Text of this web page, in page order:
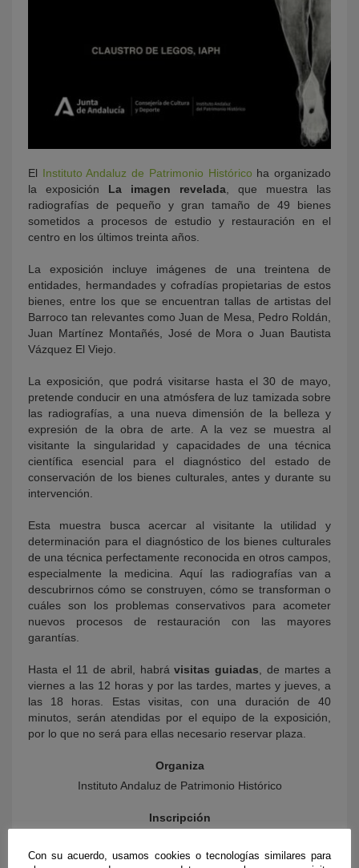
El Instituto Andaluz de Patrimonio Histórico ha organizado
la exposición La imagen revelada , que muestra las
radiografías de pequeño y gran tamaño de 49 bienes
sometidos a procesos de estudio y restauración en el
centro en los últimos treinta años.
La exposición incluye imágenes de una treintena de
entidades, hermandades y cofradías propietarias de estos
bienes, entre los que se encuentran tallas de artistas del
Barroco tan relevantes como Juan de Mesa, Pedro Roldán,
Juan Martínez Montañés, José de Mora o Juan Bautista
Vázquez El Viejo.
La exposición, que podrá visitarse hasta el 30 de mayo,
pretende conducir en una atmósfera de luz tamizada sobre
las radiografías, a una nueva dimensión de la belleza y
expresión de la obra de arte. A la vez se muestra al
visitante la singularidad y capacidades de una técnica
científica esencial para el diagnóstico del estado de
conservación de los bienes culturales, antes y durante su
intervención.
Esta muestra busca acercar al visitante la utilidad y
determinación para el diagnóstico de los bienes culturales
de una técnica perfectamente reconocida en otros campos,
especialmente la medicina. Aquí las radiografías van a
descubrirnos cómo se construyen, cómo se transforman o
cuáles son los problemas conservativos para acometer
nuevos procesos de restauración con las mayores
garantías.
Hasta el 11 de abril, habrávisitas guiadas , de martes a
viernes a las 12 horas y por las tardes, martes y jueves, a
las 18 horas. Estas visitas, con una duración de 40
minutos, serán atendidas por el equipo de la exposición,
por lo que no será para ellas necesario reservar plaza.
Organiza
Instituto Andaluz de Patrimonio Histórico
Inscripción
Con su acuerdo, usamos cookies o tecnologías similares para